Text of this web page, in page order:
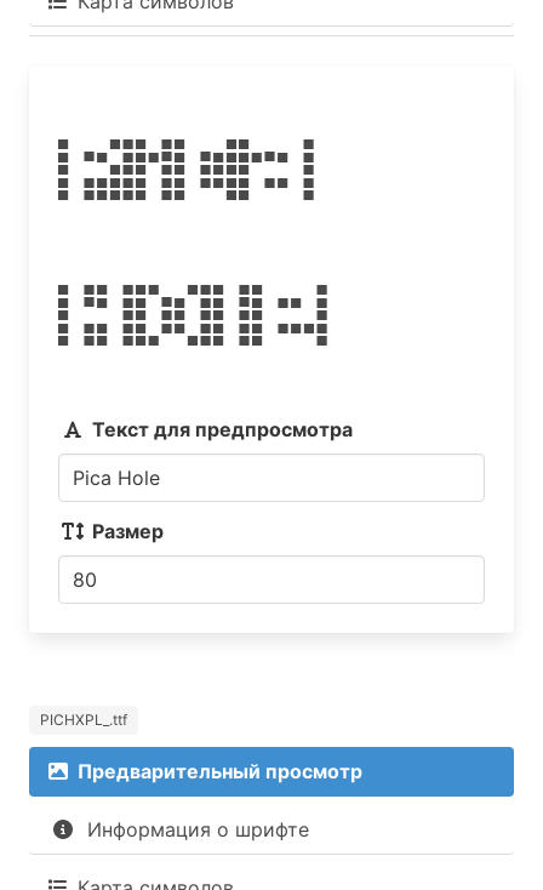
Pica
Hole
Текст для предпросмотра
Размер
PICHXPL_.ttf
Предварительный просмотр
Информация о шрифте